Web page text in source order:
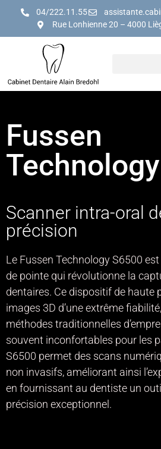
04/222.11.55
Rue Lonhienne 20 – 4000
Fussen
Scanner intra-oral
précision
Le Fussen Technology S6500
de pointe qui révolutionne la
dentaires. Ce dispositif de haute
images 3D d’une extrême
méthodes traditionnelles
souvent inconfortables pour les
S6500 permet des scans
non invasifs, améliorant ainsi
en fournissant au dentiste un
précision exceptionnel.